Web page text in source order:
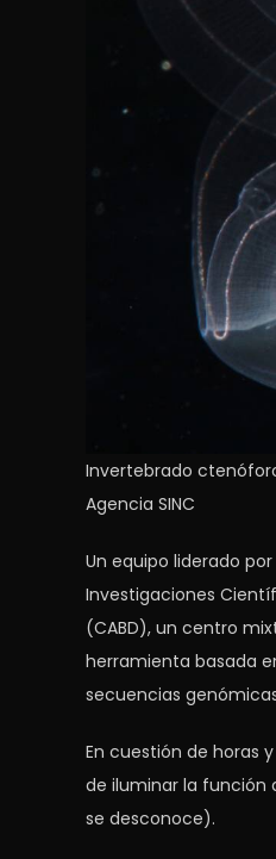
Invertebrado
Agencia SINC
Un equipo liderado
Investigaciones
(CABD), un centro
herramienta basada
secuencias
En cuestión de horas
de iluminar la función
se desconoce).